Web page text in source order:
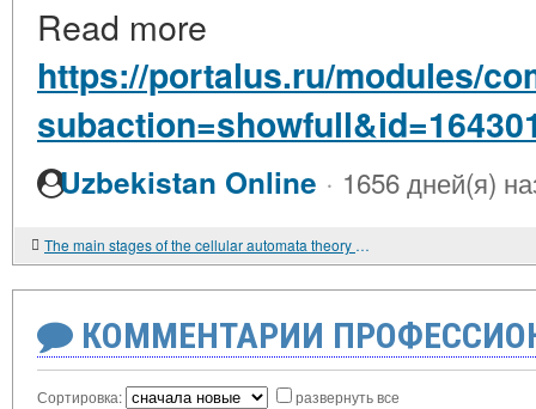
Read more
https://portalus.ru/modules/
Uzbekistan Online · 1656 дней(я)
The main stages of the cellular automata theory formation
КОММЕНТАРИИ
Сортировка: развернуть все